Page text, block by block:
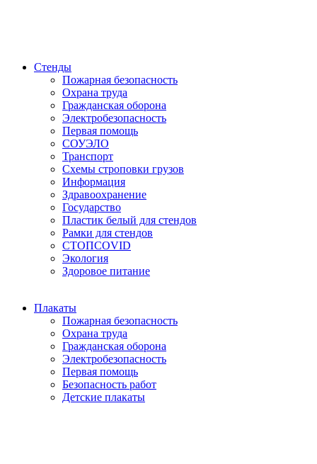
Стенды
Пожарная безопасность
Охрана труда
Гражданская оборона
Электробезопасность
Первая помощь
СОУЭЛО
Транспорт
Схемы строповки грузов
Информация
Здравоохранение
Государство
Пластик белый для стендов
Рамки для стендов
СТОПCOVID
Экология
Здоровое питание
Плакаты
Пожарная безопасность
Охрана труда
Гражданская оборона
Электробезопасность
Первая помощь
Безопасность работ
Детские плакаты